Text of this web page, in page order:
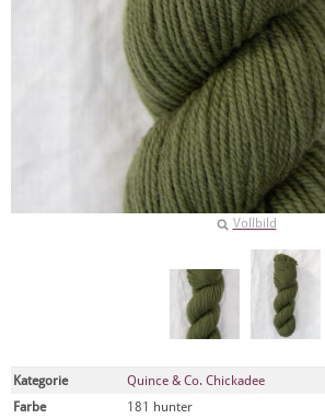
Vollbild
Kategorie
Quince & Co. Chickadee
Farbe
181 hunter